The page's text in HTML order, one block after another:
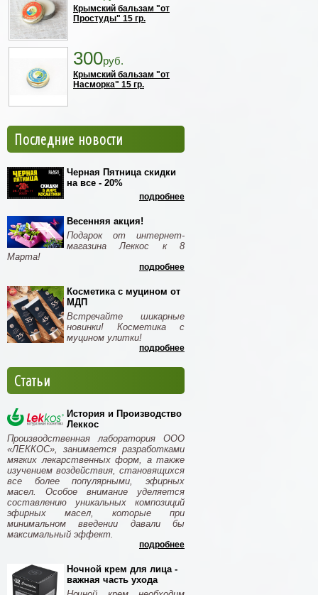
Крымский бальзам "от
Простуды" 15 гр.
300руб.
Крымский бальзам "от
Насморка" 15 гр.
Последние новости
Черная Пятница скидки
на все - 20%
подробнее
Весенняя акция!
Подарок от интернет-
магазина Леккос к 8
Марта!
подробнее
Косметика с муцином от
МДП
Встречайте шикарные
новинки! Косметика с
муцином улитки!
подробнее
Статьи
История и Производство
Леккос
Производственная лаборатория ООО
«ЛЕККОС», занимается разработками
мягких лекарственных форм, а также
изучением воздействия, становящихся
все более популярными, эфирных
масел. Особое внимание уделяется
составлению уникальных композиций
эфирных масел, которые при
минимальном введении давали бы
максимальный эффект.
подробнее
Ночной крем для лица -
важная часть ухода